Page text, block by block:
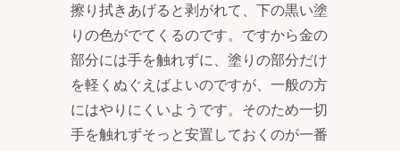
擦り拭きあげると剥がれて、下の黒い塗
りの色がでてくるのです。ですから金の
部分には手を触れずに、塗りの部分だけ
を軽くぬぐえばよいのですが、一般の方
にはやりにくいようです。そのため一切
手を触れずそっと安置しておくのが一番